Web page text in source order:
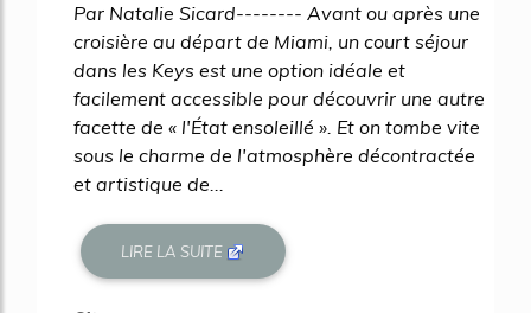
Par Natalie Sicard-------- Avant ou après une
croisière au départ de Miami, un court séjour
dans les Keys est une option idéale et
facilement accessible pour découvrir une autre
facette de « l'État ensoleillé ». Et on tombe vite
sous le charme de l'atmosphère décontractée
et artistique de...
LIRE LA SUITE